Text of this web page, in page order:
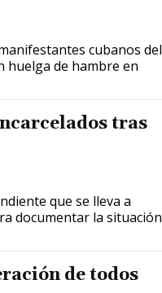
cubanos del
huelga de hambre en
tras
que se lleva a
documentar la situación
de todos